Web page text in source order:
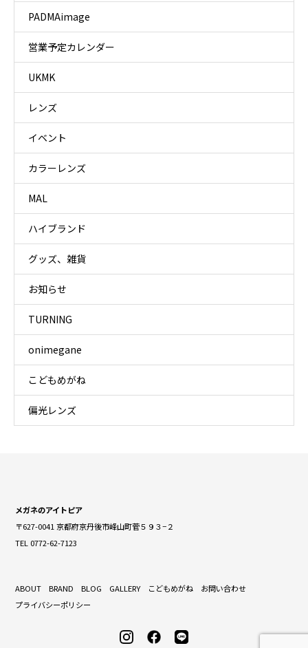
PADMAimage
営業予定カレンダー
UKMK
レンズ
イベント
カラーレンズ
MAL
ハイブランド
グッズ、雑貨
お知らせ
TURNING
onimegane
こどもめがね
偏光レンズ
メガネのアイトピア
〒627-0041 京都府京丹後市峰山町菅５９３−２
TEL 0772-62-7123
ABOUT BRAND BLOG GALLERY こどもめがね
お問い合わせ
プライバシーポリシー